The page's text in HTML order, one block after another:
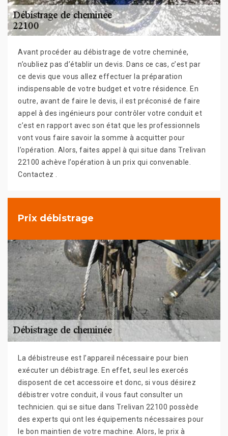
Avant procéder au débistrage de votre cheminée,
n’oubliez pas d’établir un devis. Dans ce cas, c’est par
ce devis que vous allez effectuer la préparation
indispensable de votre budget et votre résidence. En
outre, avant de faire le devis, il est préconisé de faire
appel à des ingénieurs pour contrôler votre conduit et
c’est en rapport avec son état que les professionnels
vont vous faire savoir la somme à acquitter pour
l’opération. Alors, faites appel à qui situe dans Trelivan
22100 achève l’opération à un prix qui convenable.
Contactez .
Prix débistrage
La débistreuse est l’appareil nécessaire pour bien
exécuter un débistrage. En effet, seul les exercés
disposent de cet accessoire et donc, si vous désirez
débistrer votre conduit, il vous faut consulter un
technicien. qui se situe dans Trelivan 22100 possède
des experts qui ont les équipements nécessaires pour
le bon maintien de votre machine. Alors, le prix à